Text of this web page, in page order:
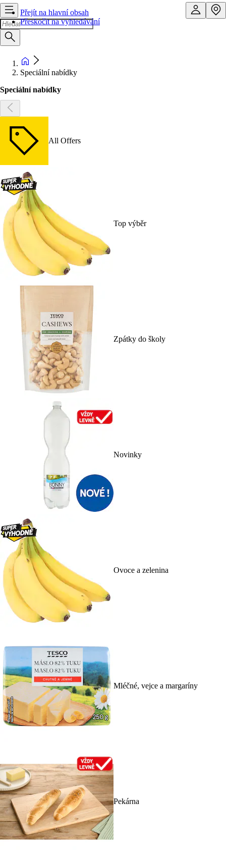
Přejít na hlavní obsah
Přeskočit na vyhledávání
Speciální nabídky
Speciální nabídky
All Offers
Top výběr
Zpátky do školy
Novinky
Ovoce a zelenina
Mléčné, vejce a margaríny
Pekárna